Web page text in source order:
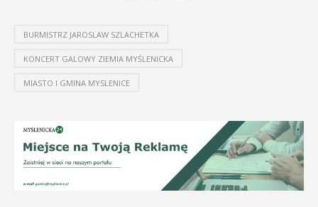
BURMISTRZ JAROSLAW SZLACHETKA
KONCERT GALOWY ZIEMIA MYŚLENICKA
MIASTO I GMINA MYSLENICE